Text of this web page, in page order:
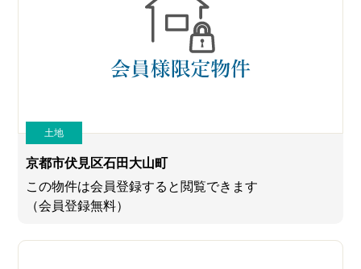
土地
京都市伏見区石田大山町
この物件は会員登録すると閲覧できます
（会員登録無料）